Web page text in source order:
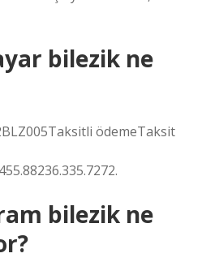
bilezik ne
ödemeTaksit
bilezik ne